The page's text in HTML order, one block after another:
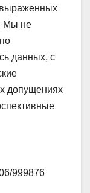
Мы не
данных, с
допущениях
999876